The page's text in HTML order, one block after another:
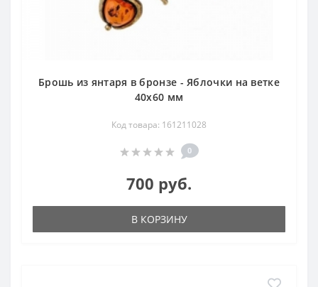
Брошь из янтаря в бронзе - Яблочки на ветке
40х60 мм
Код товара: 161211028
0
700 руб.
В КОРЗИНУ